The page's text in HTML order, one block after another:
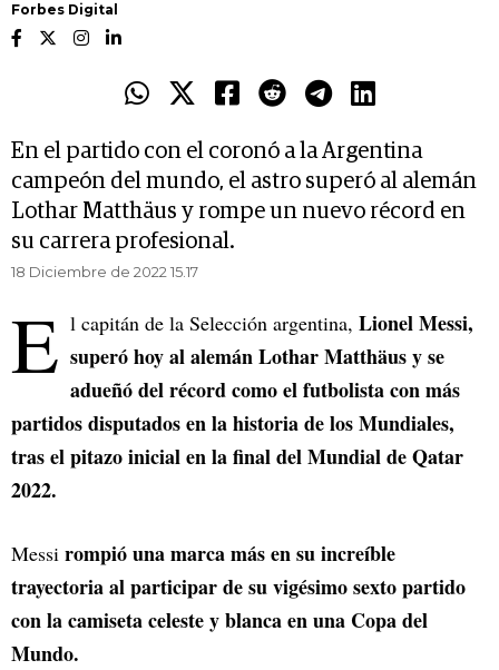
Forbes Digital
En el partido con el coronó a la Argentina
campeón del mundo, el astro superó al alemán
Lothar Matthäus y rompe un nuevo récord en
su carrera profesional.
18 Diciembre de 2022 15.17
E l capitán de la Selección argentina, Lionel Messi,
superó hoy al alemán Lothar Matthäus y se
adueñó del récord como el futbolista con más
partidos disputados en la historia de los Mundiales,
tras el pitazo inicial en la final del Mundial de Qatar
2022.
Messi rompió una marca más en su increíble
trayectoria al participar de su vigésimo sexto partido
con la camiseta celeste y blanca en una Copa del
Mundo.